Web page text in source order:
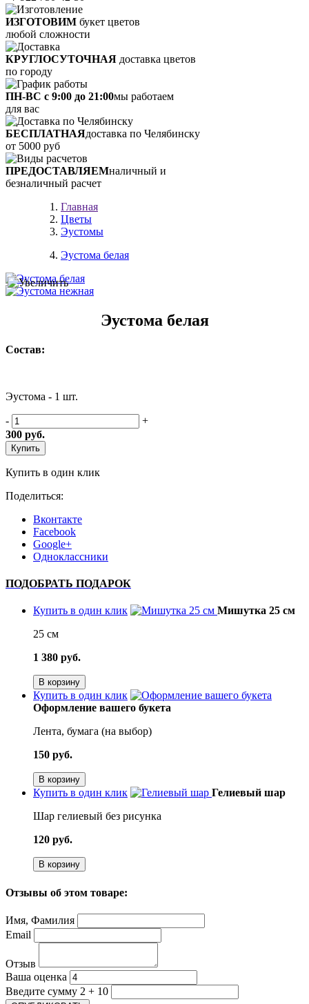
ИЗГОТОВИМ букет цветов
любой сложности
КРУГЛОСУТОЧНАЯ доставка цветов
по городу
ПН-ВС с 9:00 до 21:00мы работаем
для вас
БЕСПЛАТНАЯдоставка по Челябинску
от 5000 руб
ПРЕДОСТАВЛЯЕМналичный и
безналичный расчет
Главная
Цветы
Эустомы
Эустома белая
Эустома белая
Состав:
Эустома - 1 шт.
-
+
300 руб.
Купить
Купить в один клик
Поделиться:
Вконтакте
Facebook
Google+
Одноклассники
ПОДОБРАТЬ ПОДАРОК
Купить в один клик
Мишутка 25 см
25 см
1 380 руб.
В корзину
Купить в один клик
Оформление вашего букета
Лента, бумага (на выбор)
150 руб.
В корзину
Купить в один клик
Гелиевый шар
Шар гелиевый без рисунка
120 руб.
В корзину
Отзывы об этом товаре:
Имя, Фамилия
Email
Отзыв
Ваша оценка
Введите сумму 2 + 10